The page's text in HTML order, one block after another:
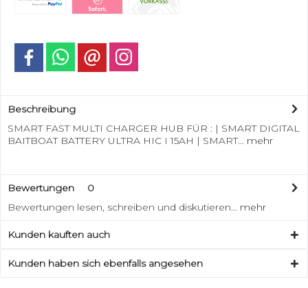
Beschreibung
SMART FAST MULTI CHARGER HUB FÜR : | SMART DIGITAL
BAITBOAT BATTERY ULTRA HIC I 15AH | SMART... mehr
Bewertungen
0
Bewertungen lesen, schreiben und diskutieren... mehr
Kunden kauften auch
Kunden haben sich ebenfalls angesehen